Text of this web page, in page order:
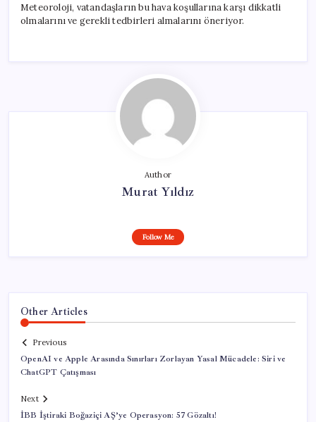
Meteoroloji, vatandaşların bu hava koşullarına karşı dikkatli
olmalarını ve gerekli tedbirleri almalarını öneriyor.
Author
Murat Yıldız
Follow Me
Other Articles
Previous
OpenAI ve Apple Arasında Sınırları Zorlayan Yasal Mücadele: Siri ve
ChatGPT Çatışması
Next
İBB İştiraki Boğaziçi AŞ’ye Operasyon: 57 Gözaltı!